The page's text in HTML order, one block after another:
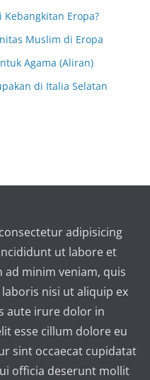
Eropa?
Muslim di Eropa
Agama (Aliran)
di Italia Selatan
adipisicing
ut labore et
ad minim veniam, quis
nisi ut aliquip ex
aute irure dolor in
esse cillum dolore eu
sint occaecat cupidatat
officia deserunt mollit